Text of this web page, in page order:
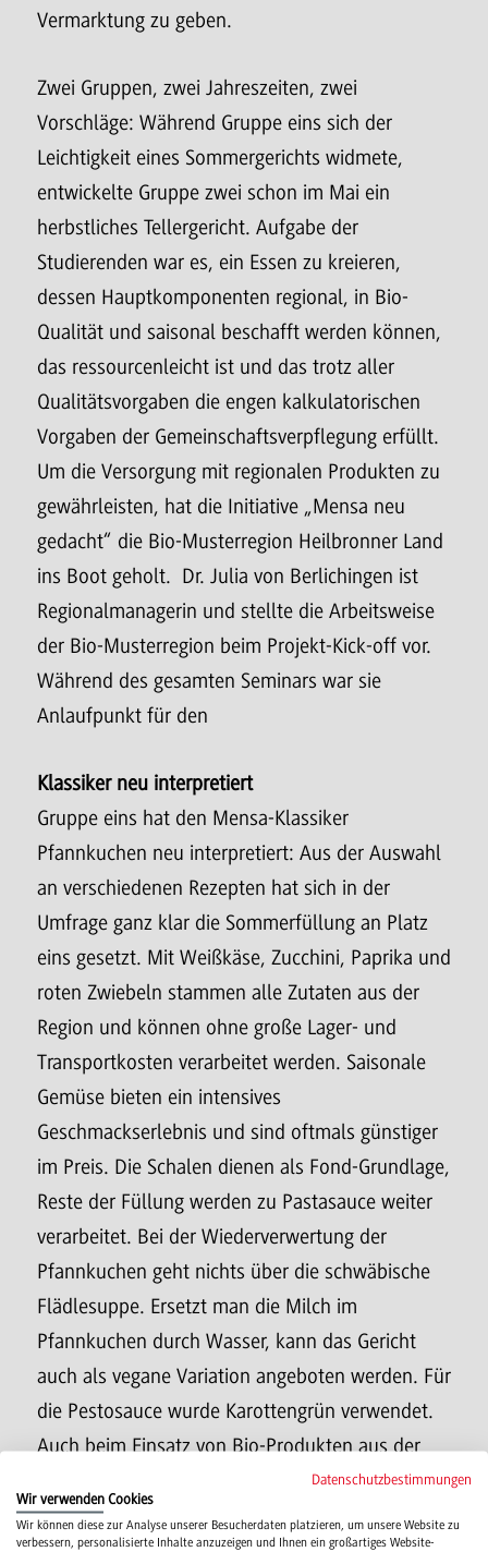
Vermarktung zu geben.
Zwei Gruppen, zwei Jahreszeiten, zwei
Vorschläge: Während Gruppe eins sich der
Leichtigkeit eines Sommergerichts widmete,
entwickelte Gruppe zwei schon im Mai ein
herbstliches Tellergericht. Aufgabe der
Studierenden war es, ein Essen zu kreieren,
dessen Hauptkomponenten regional, in Bio-
Qualität und saisonal beschafft werden können,
das ressourcenleicht ist und das trotz aller
Qualitätsvorgaben die engen kalkulatorischen
Vorgaben der Gemeinschaftsverpflegung erfüllt.
Um die Versorgung mit regionalen Produkten zu
gewährleisten, hat die Initiative „Mensa neu
gedacht“ die Bio-Musterregion Heilbronner Land
ins Boot geholt. Dr. Julia von Berlichingen ist
Regionalmanagerin und stellte die Arbeitsweise
der Bio-Musterregion beim Projekt-Kick-off vor.
Während des gesamten Seminars war sie
Anlaufpunkt für den
Klassiker neu interpretiert
Gruppe eins hat den Mensa-Klassiker
Pfannkuchen neu interpretiert: Aus der Auswahl
an verschiedenen Rezepten hat sich in der
Umfrage ganz klar die Sommerfüllung an Platz
eins gesetzt. Mit Weißkäse, Zucchini, Paprika und
roten Zwiebeln stammen alle Zutaten aus der
Region und können ohne große Lager- und
Transportkosten verarbeitet werden. Saisonale
Gemüse bieten ein intensives
Geschmackserlebnis und sind oftmals günstiger
im Preis. Die Schalen dienen als Fond-Grundlage,
Reste der Füllung werden zu Pastasauce weiter
verarbeitet. Bei der Wiederverwertung der
Pfannkuchen geht nichts über die schwäbische
Flädlesuppe. Ersetzt man die Milch im
Pfannkuchen durch Wasser, kann das Gericht
auch als vegane Variation angeboten werden. Für
die Pestosauce wurde Karottengrün verwendet.
Auch beim Einsatz von Bio-Produkten aus der
Region blieb die Kalkulation im vorgegebenen
Bereich.
Datenschutzbestimmungen
Wir verwenden Cookies
Wir können diese zur Analyse unserer Besucherdaten platzieren, um unsere Website zu
verbessern, personalisierte Inhalte anzuzeigen und Ihnen ein großartiges Website-